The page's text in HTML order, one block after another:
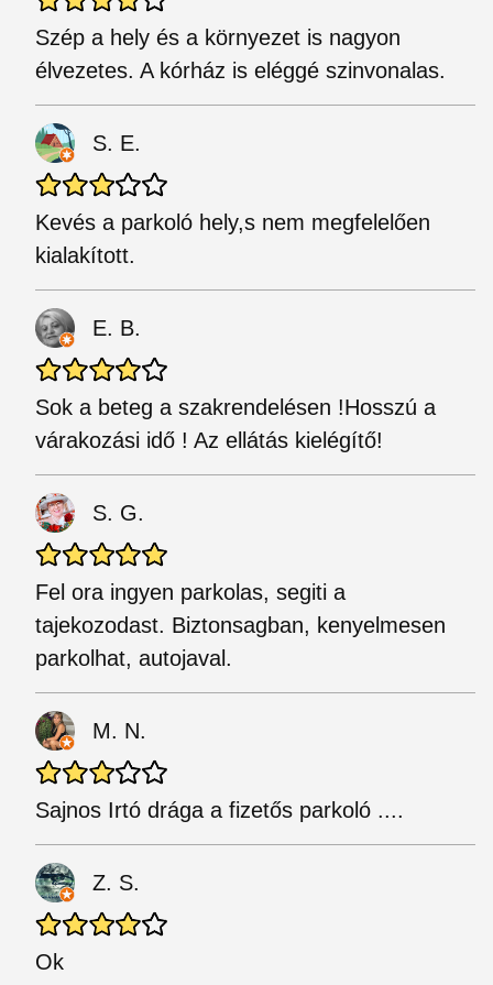
Szép a hely és a környezet is nagyon
élvezetes. A kórház is eléggé szinvonalas.
S. E.
Kevés a parkoló hely,s nem megfelelően
kialakított.
E. B.
Sok a beteg a szakrendelésen !Hosszú a
várakozási idő ! Az ellátás kielégítő!
S. G.
Fel ora ingyen parkolas, segiti a
tajekozodast. Biztonsagban, kenyelmesen
parkolhat, autojaval.
M. N.
Sajnos Irtó drága a fizetős parkoló ....
Z. S.
Ok